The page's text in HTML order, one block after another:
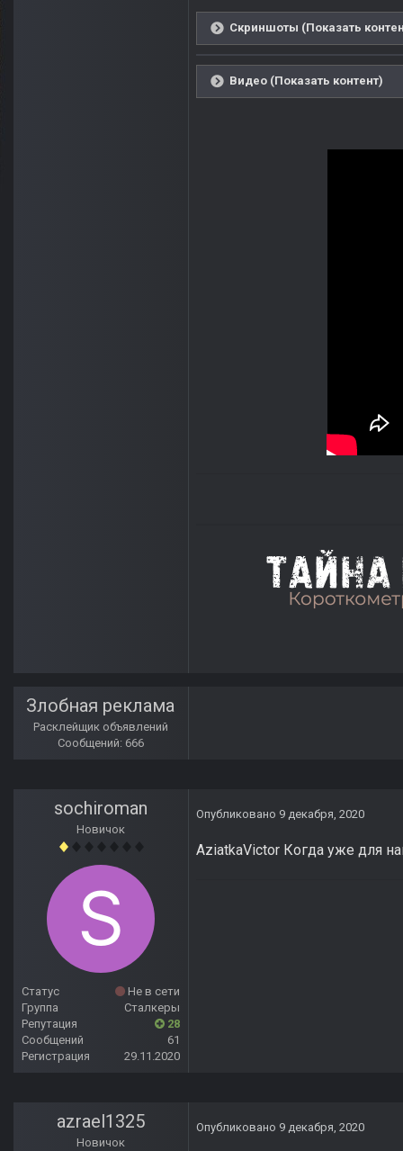
Скриншоты (Показать
Видео (Показать контент)
Злобная реклама
Расклейщик объявлений
Сообщений: 666
sochiroman
Новичок
Статус
Не в сети
Группа
Сталкеры
Репутация
28
Сообщений
61
Регистрация
29.11.2020
Опубликовано 9 декабря, 2020
AziatkaVictor Когда уже для
azrael1325
Новичок
Опубликовано 9 декабря, 2020